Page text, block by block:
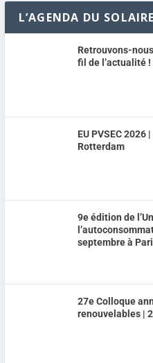
L’AGENDA DU SOLAIRE
Retrouvons-
fil de l’actualité !
EU PVSEC 2026
Rotterdam
9e édition de
septembre à
27e Colloque
renouvelables |